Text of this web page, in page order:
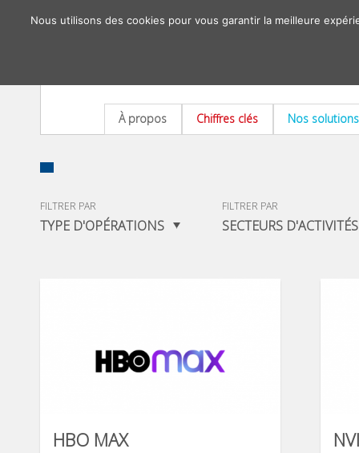
À propos Chiffres clés Nos solutions
FILTRER PAR
TYPE D'OPÉRATIONS
FILTRER PAR
SECTEURS D'ACTIVITÉS
HBO MAX
Nous utilisons des cookies pour vous garantir la meilleure